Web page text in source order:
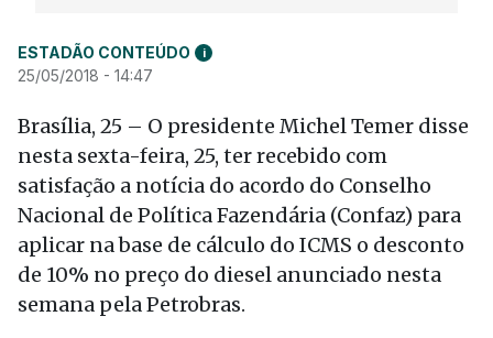
ESTADÃO CONTEÚDO i
25/05/2018 - 14:47
Brasília, 25 – O presidente Michel Temer disse
nesta sexta-feira, 25, ter recebido com
satisfação a notícia do acordo do Conselho
Nacional de Política Fazendária (Confaz) para
aplicar na base de cálculo do ICMS o desconto
de 10% no preço do diesel anunciado nesta
semana pela Petrobras.